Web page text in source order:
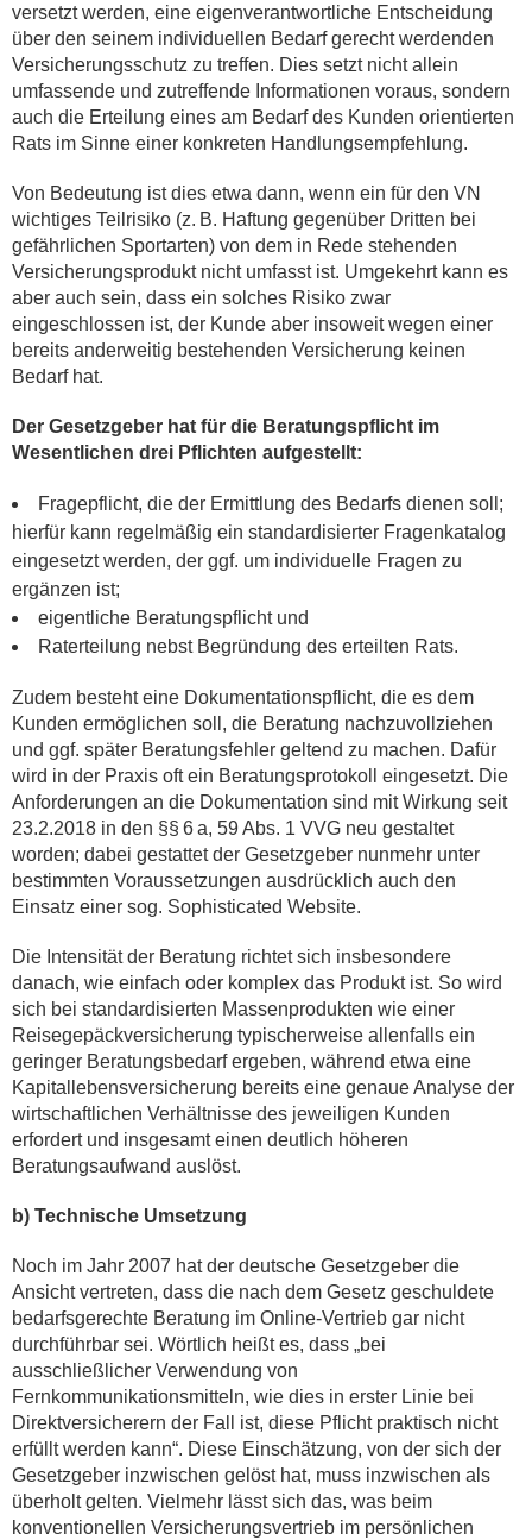
versetzt werden, eine eigenverantwortliche Entscheidung
über den seinem individuellen Bedarf gerecht werdenden
Versicherungsschutz zu treffen. Dies setzt nicht allein
umfassende und zutreffende Informationen voraus, sondern
auch die Erteilung eines am Bedarf des Kunden orientierten
Rats im Sinne einer konkreten Handlungsempfehlung.
Von Bedeutung ist dies etwa dann, wenn ein für den VN
wichtiges Teilrisiko (z. B. Haftung gegenüber Dritten bei
gefährlichen Sportarten) von dem in Rede stehenden
Versicherungsprodukt nicht umfasst ist. Umgekehrt kann es
aber auch sein, dass ein solches Risiko zwar
eingeschlossen ist, der Kunde aber insoweit wegen einer
bereits anderweitig bestehenden Versicherung keinen
Bedarf hat.
Der Gesetzgeber hat für die Beratungspflicht im
Wesentlichen drei Pflichten aufgestellt:
Fragepflicht, die der Ermittlung des Bedarfs dienen soll;
hierfür kann regelmäßig ein standardisierter Fragenkatalog
eingesetzt werden, der ggf. um individuelle Fragen zu
ergänzen ist;
eigentliche Beratungspflicht und
Raterteilung nebst Begründung des erteilten Rats.
Zudem besteht eine Dokumentationspflicht, die es dem
Kunden ermöglichen soll, die Beratung nachzuvollziehen
und ggf. später Beratungsfehler geltend zu machen. Dafür
wird in der Praxis oft ein Beratungsprotokoll eingesetzt. Die
Anforderungen an die Dokumentation sind mit Wirkung seit
23.2.2018 in den §§ 6 a, 59 Abs. 1 VVG neu gestaltet
worden; dabei gestattet der Gesetzgeber nunmehr unter
bestimmten Voraussetzungen ausdrücklich auch den
Einsatz einer sog. Sophisticated Website.
Die Intensität der Beratung richtet sich insbesondere
danach, wie einfach oder komplex das Produkt ist. So wird
sich bei standardisierten Massenprodukten wie einer
Reisegepäckversicherung typischerweise allenfalls ein
geringer Beratungsbedarf ergeben, während etwa eine
Kapitallebensversicherung bereits eine genaue Analyse der
wirtschaftlichen Verhältnisse des jeweiligen Kunden
erfordert und insgesamt einen deutlich höheren
Beratungsaufwand auslöst.
b) Technische Umsetzung
Noch im Jahr 2007 hat der deutsche Gesetzgeber die
Ansicht vertreten, dass die nach dem Gesetz geschuldete
bedarfsgerechte Beratung im Online-Vertrieb gar nicht
durchführbar sei. Wörtlich heißt es, dass „bei
ausschließlicher Verwendung von
Fernkommunikationsmitteln, wie dies in erster Linie bei
Direktversicherern der Fall ist, diese Pflicht praktisch nicht
erfüllt werden kann“. Diese Einschätzung, von der sich der
Gesetzgeber inzwischen gelöst hat, muss inzwischen als
überholt gelten. Vielmehr lässt sich das, was beim
konventionellen Versicherungsvertrieb im persönlichen